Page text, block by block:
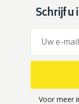
Schrijf u
Voor meer